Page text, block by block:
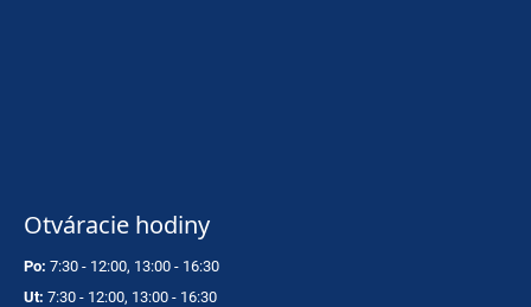
Otváracie hodiny
Po: 7:30 - 12:00, 13:00 - 16:30
Ut: 7:30 - 12:00, 13:00 - 16:30